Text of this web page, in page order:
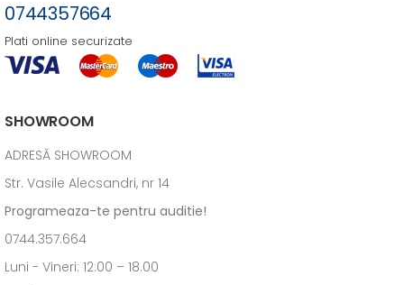
0744357664
Plati online securizate
SHOWROOM
ADRESĂ SHOWROOM
Str. Vasile Alecsandri, nr 14
Programeaza-te pentru auditie!
0744.357.664
Luni - Vineri: 12:00 – 18.00